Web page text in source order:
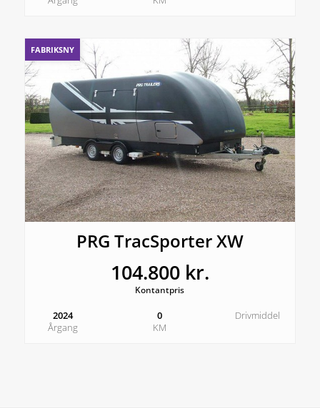
FABRIKSNY
PRG TracSporter XW
104.800 kr.
Kontantpris
2024
Årgang
0
KM
Drivmiddel